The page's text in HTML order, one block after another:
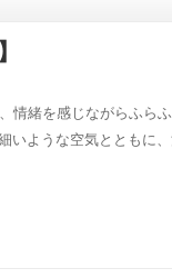
情緒を感じながらふら
いような空気とともに